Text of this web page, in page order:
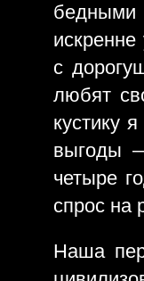
с
любят
кустику
выгоды
четыре
спрос на
Наша